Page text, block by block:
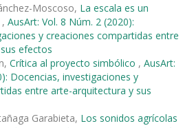
Moscoso, La escala es un
, AusArt: Vol. 8 Núm. 2 (2020):
y creaciones compartidas entre
efectos
Crítica al proyecto simbólico , AusArt:
Docencias, investigaciones y
entre arte-arquitectura y sus
Garabieta, Los sonidos agrícolas